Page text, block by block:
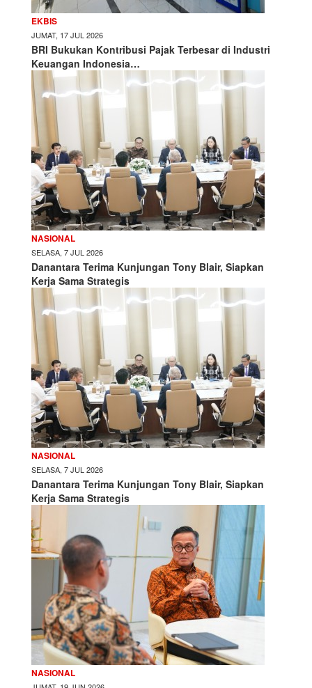
EKBIS
JUMAT, 17 JUL 2026
BRI Bukukan Kontribusi Pajak Terbesar di Industri
Keuangan Indonesia…
NASIONAL
SELASA, 7 JUL 2026
Danantara Terima Kunjungan Tony Blair, Siapkan
Kerja Sama Strategis
NASIONAL
SELASA, 7 JUL 2026
Danantara Terima Kunjungan Tony Blair, Siapkan
Kerja Sama Strategis
NASIONAL